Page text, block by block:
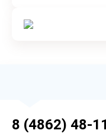
8 (4862) 48-